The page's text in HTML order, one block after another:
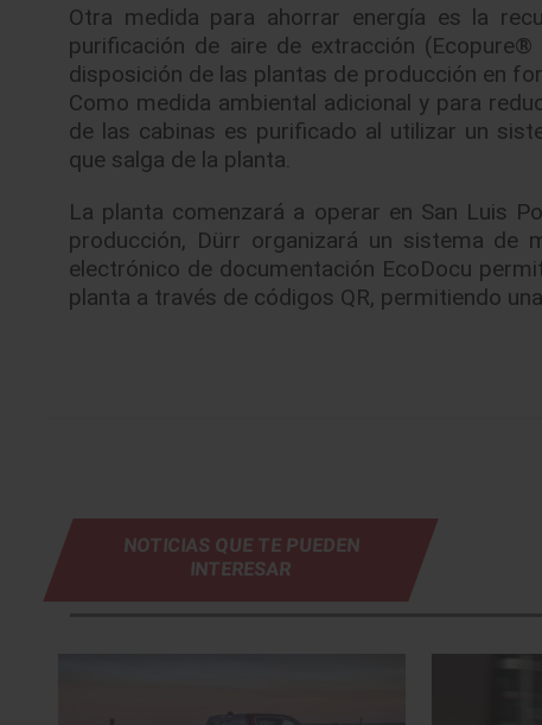
Otra medida para ahorrar energía es la
purificación de aire de extracción
disposición de las plantas de producción en
Como medida ambiental adicional y para
de las cabinas es purificado al utilizar un
que salga de la planta.
La planta comenzará a operar en San Luis
producción, Dürr organizará un sistema de
electrónico de documentación EcoDocu
planta a través de códigos QR, permitiendo
NOTICIAS QUE TE PUEDEN
INTERESAR